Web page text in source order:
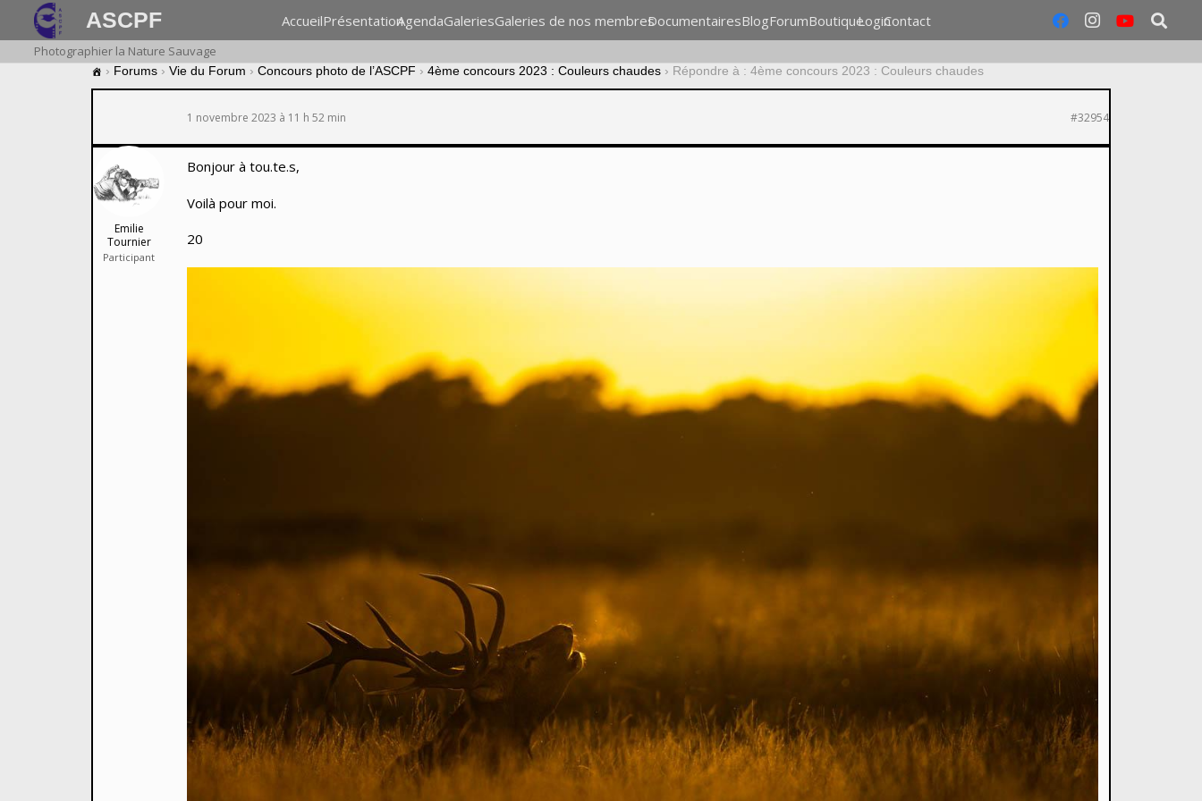
ASCPF AccueilPrésentationAgendaGaleriesGaleries de nos membresDocumentairesBlogForumBoutiqueLoginContact
Photographier la Nature Sauvage
› Forums › Vie du Forum › Concours photo de l’ASCPF › 4ème concours 2023 : Couleurs chaudes › Répondre à : 4ème concours 2023 : Couleurs chaudes
1 novembre 2023 à 11 h 52 min #32954
Emilie
Tournier
Participant
Bonjour à tou.te.s,
Voilà pour moi.
20